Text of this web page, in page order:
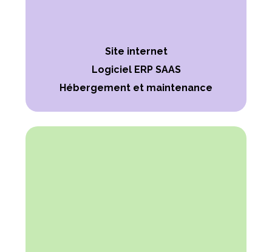
Site internet
Logiciel ERP SAAS
Hébergement et maintenance